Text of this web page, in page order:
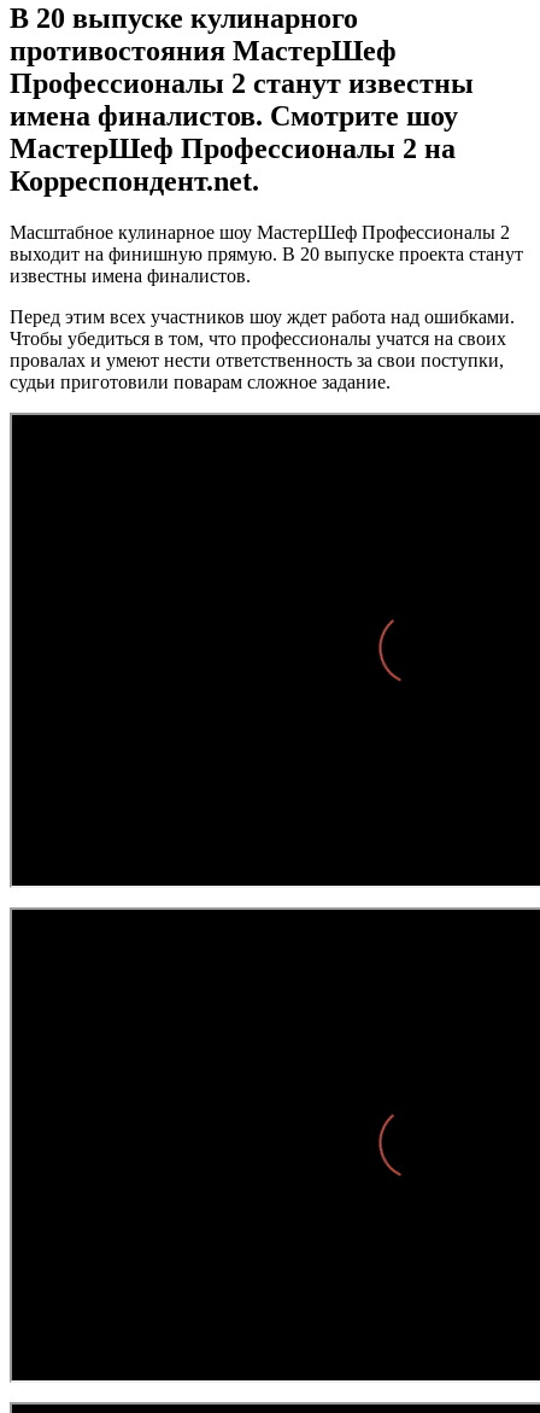
В 20 выпуске кулинарного
противостояния МастерШеф
Профессионалы 2 станут известны
имена финалистов. Смотрите шоу
МастерШеф Профессионалы 2 на
Корреспондент.net.
Масштабное кулинарное шоу МастерШеф Профессионалы 2
выходит на финишную прямую. В 20 выпуске проекта станут
известны имена финалистов.
Перед этим всех участников шоу ждет работа над ошибками.
Чтобы убедиться в том, что профессионалы учатся на своих
провалах и умеют нести ответственность за свои поступки,
судьи приготовили поварам сложное задание.